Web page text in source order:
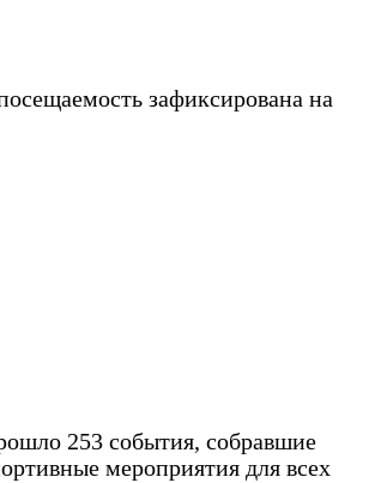
зафиксирована на
253 события, собравшие
мероприятия для всех